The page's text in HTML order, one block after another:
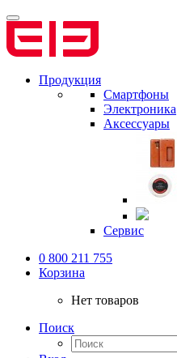
Продукция
Смартфоны
Электроника
Аксессуары
Сервис
0 800 211 755
Корзина
Нет товаров
Поиск